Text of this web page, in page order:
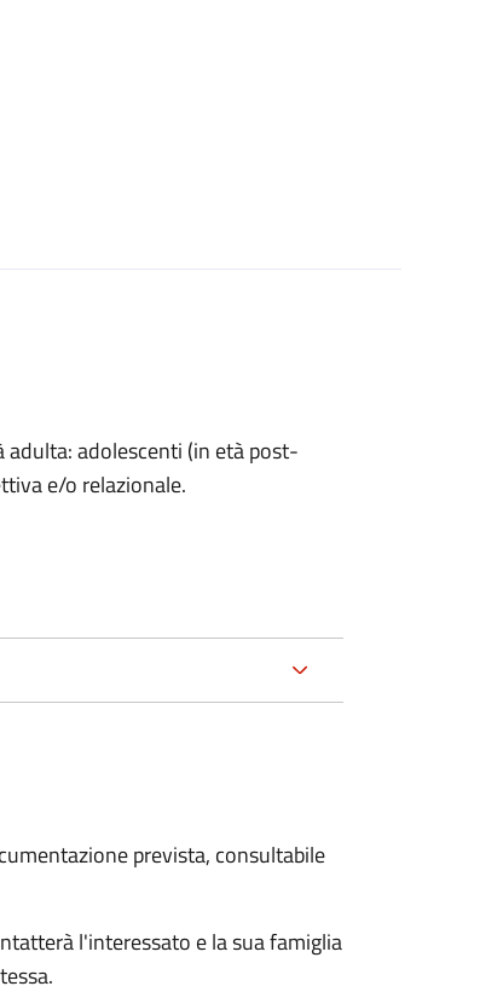
adulta: adolescenti (in età post-
e/o relazionale.
prevista, consultabile
l'interessato e la sua famiglia